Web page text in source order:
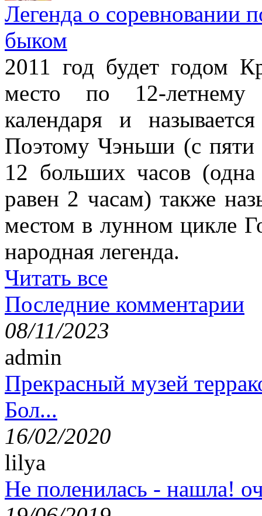
Легенда о соревновании
быком
2011 год будет годом
место по 12-летнему
календаря и
Поэтому Чэньши (с пяти
12 больших часов (одна
равен 2 часам) также
местом в лунном цикле
народная легенда.
Читать все
Последние комментарии
08/11/2023
admin
Прекрасный музей
Бол...
16/02/2020
lilya
Не поленилась - нашла!